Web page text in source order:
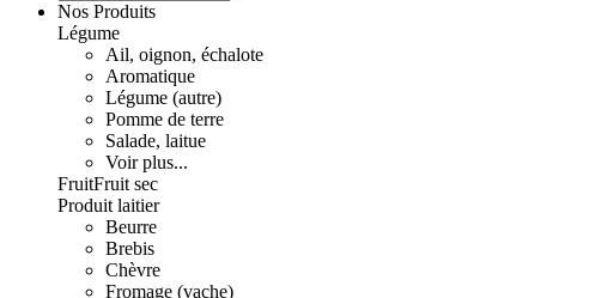
Nos Produits
Légume
Ail, oignon, échalote
Aromatique
Légume (autre)
Pomme de terre
Salade, laitue
Voir plus...
FruitFruit sec
Produit laitier
Beurre
Brebis
Chèvre
Fromage (vache)